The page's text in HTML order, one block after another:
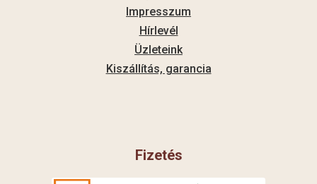
Impresszum
Hírlevél
Üzleteink
Kiszállítás, garancia
Fizetés